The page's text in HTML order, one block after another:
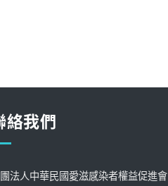
絡我們
法人中華民國愛滋感染者權益促進會